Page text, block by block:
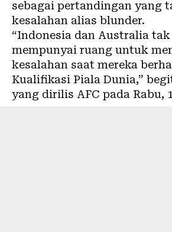
sebagai pertandingan yang
kesalahan alias blunder.
“Indonesia dan Australia tak
mempunyai ruang untuk
kesalahan saat mereka
Kualifikasi Piala Dunia,”
yang dirilis AFC pada Rabu,